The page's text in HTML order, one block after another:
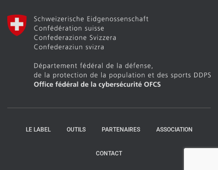
LE LABEL OUTILS PARTENAIRES ASSOCIATION
CONTACT